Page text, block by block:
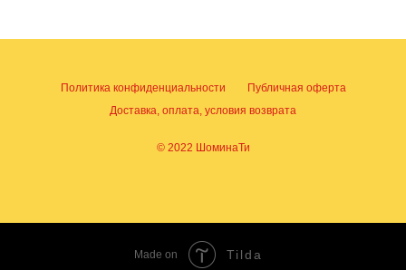
Политика конфиденциальности
Публичная оферта
Доставка, оплата, условия возврата
© 2022 ШоминаТи
Made on Tilda